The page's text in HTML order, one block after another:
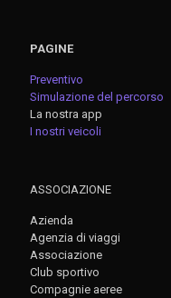
PAGINE
Preventivo
Simulazione del percorso
La nostra app
I nostri veicoli
ASSOCIAZIONE
Azienda
Agenzia di viaggi
Associazione
Club sportivo
Compagnie aeree